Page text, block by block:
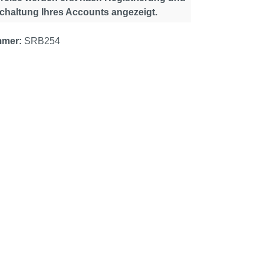
Ihres Accounts angezeigt.
SRB254